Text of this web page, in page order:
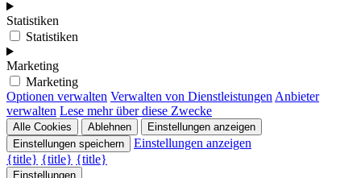
Statistiken
Statistiken
Marketing
Marketing
Optionen verwalten Verwalten von Dienstleistungen Anbieter
verwalten Lese mehr über diese Zwecke
Alle Cookies Ablehnen
Einstellungen anzeigen
Einstellungen speichern
Einstellungen anzeigen
{title} {title} {title}
Einstellungen